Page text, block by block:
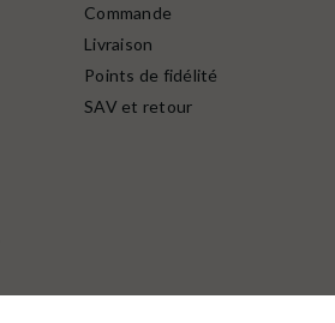
Commande
Livraison
Points de fidélité
SAV et retour